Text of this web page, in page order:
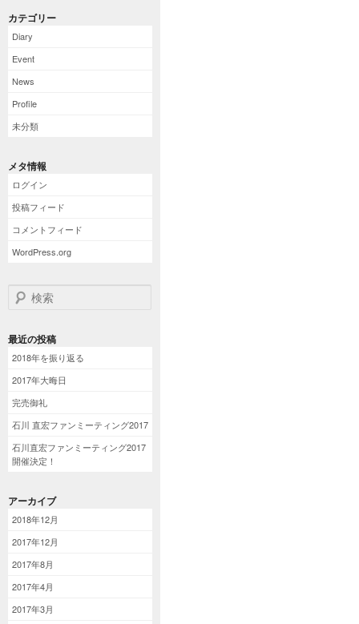
カテゴリー
Diary
Event
News
Profile
未分類
メタ情報
ログイン
投稿フィード
コメントフィード
WordPress.org
検索
最近の投稿
2018年を振り返る
2017年大晦日
完売御礼
石川 直宏ファンミーティング2017
石川直宏ファンミーティング2017
開催決定！
アーカイブ
2018年12月
2017年12月
2017年8月
2017年4月
2017年3月